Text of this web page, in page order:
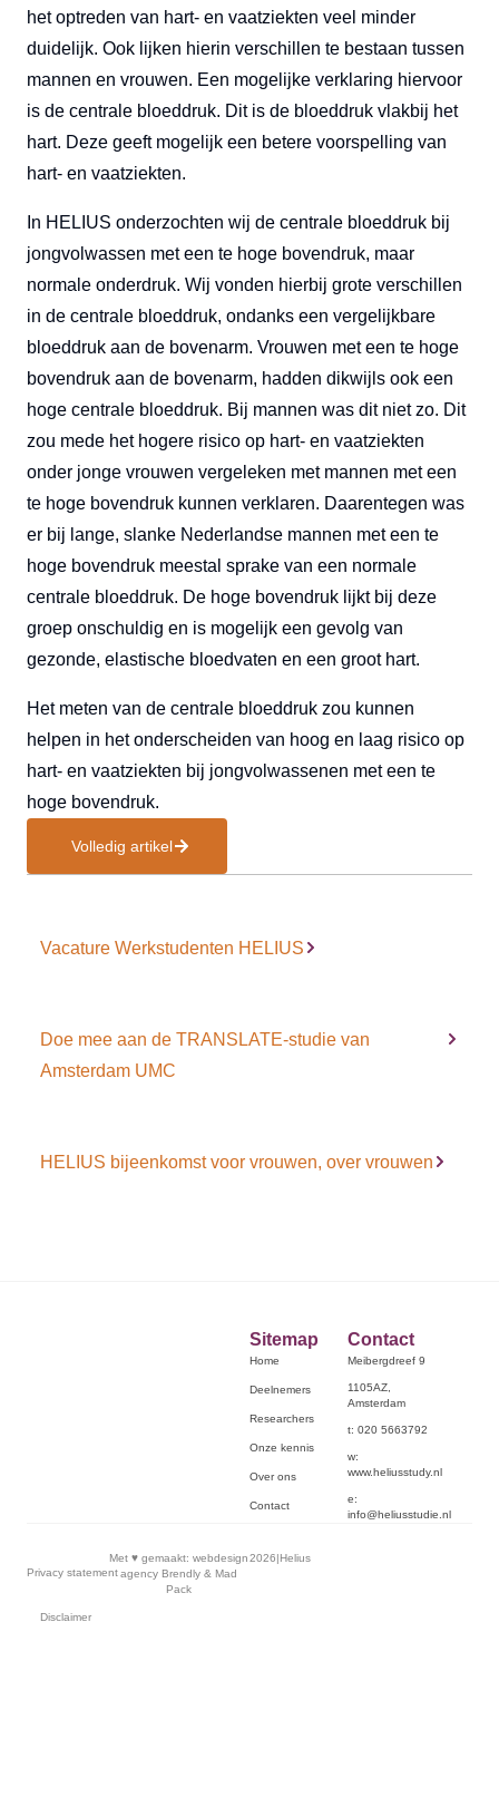
het optreden van hart- en vaatziekten veel minder
duidelijk. Ook lijken hierin verschillen te bestaan tussen
mannen en vrouwen. Een mogelijke verklaring hiervoor
is de centrale bloeddruk. Dit is de bloeddruk vlakbij het
hart. Deze geeft mogelijk een betere voorspelling van
hart- en vaatziekten.
In HELIUS onderzochten wij de centrale bloeddruk bij
jongvolwassen met een te hoge bovendruk, maar
normale onderdruk. Wij vonden hierbij grote verschillen
in de centrale bloeddruk, ondanks een vergelijkbare
bloeddruk aan de bovenarm. Vrouwen met een te hoge
bovendruk aan de bovenarm, hadden dikwijls ook een
hoge centrale bloeddruk. Bij mannen was dit niet zo. Dit
zou mede het hogere risico op hart- en vaatziekten
onder jonge vrouwen vergeleken met mannen met een
te hoge bovendruk kunnen verklaren. Daarentegen was
er bij lange, slanke Nederlandse mannen met een te
hoge bovendruk meestal sprake van een normale
centrale bloeddruk. De hoge bovendruk lijkt bij deze
groep onschuldig en is mogelijk een gevolg van
gezonde, elastische bloedvaten en een groot hart.
Het meten van de centrale bloeddruk zou kunnen
helpen in het onderscheiden van hoog en laag risico op
hart- en vaatziekten bij jongvolwassenen met een te
hoge bovendruk.
Volledig artikel
Vacature Werkstudenten HELIUS
Doe mee aan de TRANSLATE-studie van
Amsterdam UMC
HELIUS bijeenkomst voor vrouwen, over vrouwen
Sitemap
Home
Deelnemers
Researchers
Onze kennis
Over ons
Contact
Contact
Meibergdreef 9
1105AZ,
Amsterdam
t: 020 5663792
w:
www.heliusstudy.nl
e:
info@heliusstudie.nl
Privacy statement
Disclaimer
Met ♥︎ gemaakt:webdesign
agency Brendly& Mad
Pack
2026|Helius